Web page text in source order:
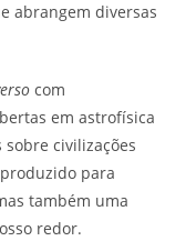
abrangem diversas
com
em astrofísica
sobre civilizações
para
também uma
redor.